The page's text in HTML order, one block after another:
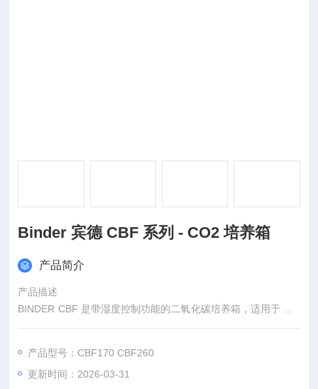
Binder 宾德 CBF 系列 - CO2 培养箱
产品简介
产品描述
BINDER CBF 是带湿度控制功能的二氧化碳培养箱，适用于 GM
P 环境中所有敏感的培养任务。即使是基于细胞并用多孔板进行
下的复杂培养方法或个性化生长环境，BINDER 培养箱凭借其广
泛的选购件和附件产品范围也可轻松胜任。
产品型号：CBF170 CBF260
更新时间：2026-03-31